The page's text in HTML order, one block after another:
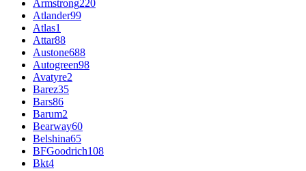
Armstrong220
Atlander99
Atlas1
Attar88
Austone688
Autogreen98
Avatyre2
Barez35
Bars86
Barum2
Bearway60
Belshina65
BFGoodrich108
Bkt4